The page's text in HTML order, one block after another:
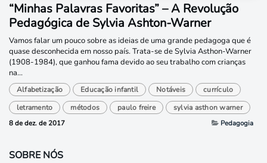
“Minhas Palavras Favoritas” – A Revolução
Pedagógica de Sylvia Ashton-Warner
Vamos falar um pouco sobre as ideias de uma grande pedagoga que é
quase desconhecida em nosso país. Trata-se de Sylvia Asthon-Warner
(1908-1984), que ganhou fama devido ao seu trabalho com crianças
na...
Alfabetização Educação infantil Notáveis
currículo
letramento
métodos paulo freire sylvia asthon warner
8 de dez. de 2017 Pedagogia
SOBRE NÓS